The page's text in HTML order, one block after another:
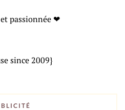
passionnée ❤
since 2009}